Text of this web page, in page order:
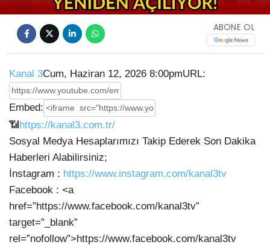
ABONE OL
Kanal 3Cum, Haziran 12, 2026 8:00pmURL:
Embed:
📶https://kanal3.com.tr/
Sosyal Medya Hesaplarımızı Takip Ederek Son Dakika
Haberleri Alabilirsiniz;
İnstagram : https://www.instagram.com/kanal3tv
Facebook : <a
href=”https://www.facebook.com/kanal3tv”
target=”_blank”
rel=”nofollow”>https://www.facebook.com/kanal3tv